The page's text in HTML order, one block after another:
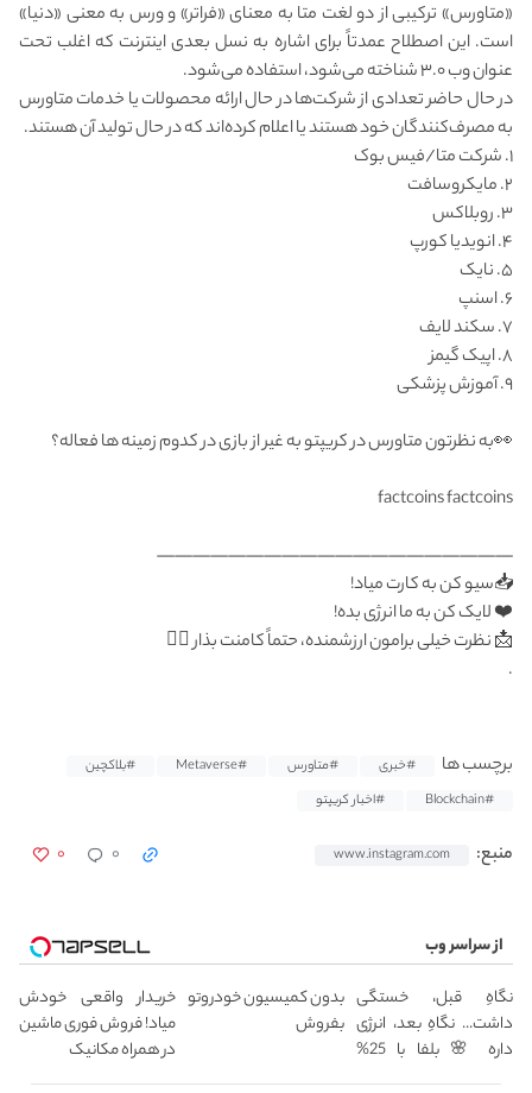
«متاورس» ترکیبی از دو لغت متا به معنای «فراتر» و ورس به معنی «دنیا»
است. این اصطلاح عمدتاً برای اشاره به نسل بعدی اینترنت که اغلب تحت
عنوان وب ۳.۰ شناخته می‌شود، استفاده می‌شود.
در حال حاضر تعدادی از شرکت‌ها در حال ارائه محصولات یا خدمات متاورس
به مصرف‌کنندگان خود هستند یا اعلام کرده‌اند که در حال تولید آن‌ هستند.
۱. شرکت متا/فیس بوک
۲. مایکروسافت
۳. روبلاکس
۴. انویدیا کورپ
۵. نایک
۶. اسنپ
۷. سکند لایف
۸. اپیک گیمز
۹. آموزش پزشکی
👀به نظرتون متاورس در کریپتو به غیر از بازی در کدوم زمینه ها فعاله؟
factcoins factcoins
————————————————————
📥سیو کن به کارت میاد!
❤️ لایک کن به ما انرژی بده!
📩 نظرت خیلی برامون ارزشمنده، حتماً کامنت بذار 👇🏻
.
برچسب ها #خبری #متاورس #Metaverse
#بلاکچین
#Blockchain
#اخبار کریپتو
منبع: www.instagram.com ۰ ۰
از سراسر وب
نگاهِ قبل، خستگی
داشت... نگاهِ بعد، انرژی
داره 🌸 بلفا با 25%
تخفیف
بدون کمیسیون خودروتو
بفروش
خریدار واقعی خودش
میاد! فروش فوری ماشین
در همراه مکانیک